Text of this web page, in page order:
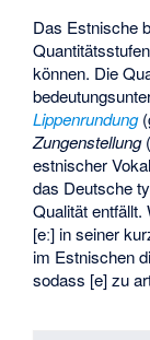
Das Estnische
können. Die
Lippenrundung
Zungenstellung
estnischer
das Deutsche
Qualität
[eː] in seiner
im Estnischen
sodass [e] zu